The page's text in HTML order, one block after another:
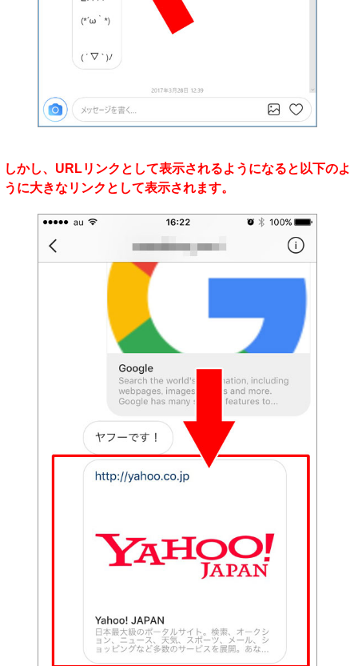
しかし、URLリンクとして表示されるようになると以下のよ
うに大きなリンクとして表示されます。